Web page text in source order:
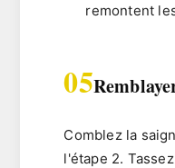
remontent
05
Comblez la
l'étape 2.